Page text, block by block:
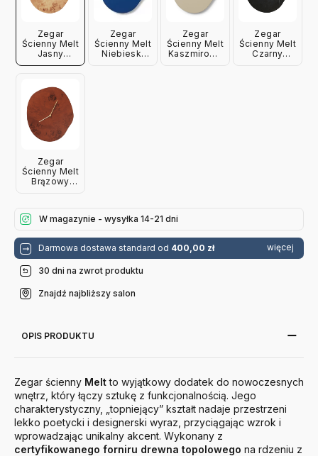
Zegar
Ścienny Melt
Jasny
Drewniany
Zegar
Ścienny Melt
Niebieski
Zegar
Ścienny Melt
Kaszmirowy
Zegar
Ścienny Melt
Czarny
Zegar
Ścienny Melt
Brązowy
W magazynie - wysyłka 14-21 dni
Darmowa dostawa standard od 400,00 zł więcej
30 dni na zwrot produktu
Znajdź najbliższy salon
OPIS PRODUKTU
Zegar ścienny Meltto wyjątkowy dodatek do nowoczesnych
wnętrz, który łączy sztukę z funkcjonalnością. Jego
charakterystyczny, „topniejący” kształt nadaje przestrzeni
lekko poetycki i designerski wyraz, przyciągając wzrok i
wprowadzając unikalny akcent. Wykonany z
certyfikowanego forniru drewna topolowego na rdzeniu z